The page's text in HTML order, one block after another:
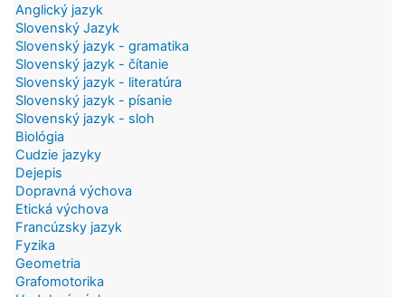
Anglický jazyk
Slovenský Jazyk
Slovenský jazyk - gramatika
Slovenský jazyk - čítanie
Slovenský jazyk - literatúra
Slovenský jazyk - písanie
Slovenský jazyk - sloh
Biológia
Cudzie jazyky
Dejepis
Dopravná výchova
Etická výchova
Francúzsky jazyk
Fyzika
Geometria
Grafomotorika